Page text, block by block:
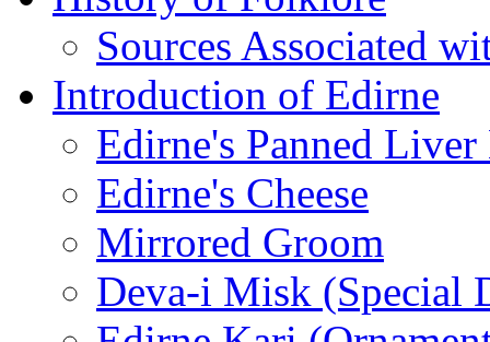
Sources Associated
Introduction of Edirne
Edirne's Panned
Edirne's Cheese
Mirrored Groom
Deva-i Misk (Special